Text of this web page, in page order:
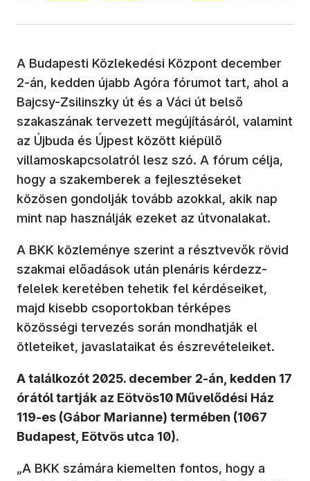
A Budapesti Közlekedési Központ december
2-án, kedden újabb Agóra fórumot tart, ahol a
Bajcsy-Zsilinszky út és a Váci út belső
szakaszának tervezett megújításáról, valamint
az Újbuda és Újpest között kiépülő
villamoskapcsolatról lesz szó. A fórum célja,
hogy a szakemberek a fejlesztéseket
közösen gondolják tovább azokkal, akik nap
mint nap használják ezeket az útvonalakat.
A BKK közleménye szerint a résztvevők rövid
szakmai előadások után plenáris kérdezz-
felelek keretében tehetik fel kérdéseiket,
majd kisebb csoportokban térképes
közösségi tervezés során mondhatják el
ötleteiket, javaslataikat és észrevételeiket.
A találkozót 2025. december 2-án, kedden 17
órától tartják az Eötvös10 Művelődési Ház
119-es (Gábor Marianne) termében (1067
Budapest, Eötvös utca 10).
„A BKK számára kiemelten fontos, hogy a